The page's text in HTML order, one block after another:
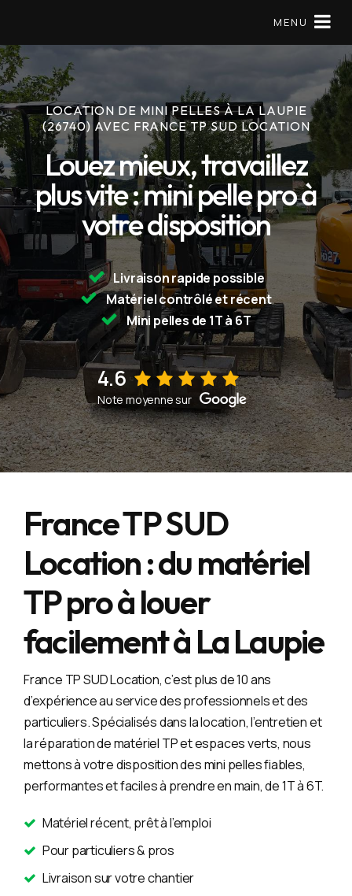
Matériels en location
Mini pelle
À Propos
Réserver
09 79 56 97 57
MENU
LOCATION DE MINI PELLES À LA LAUPIE
(26740) AVEC FRANCE TP SUD LOCATION
Louez mieux, travaillez
plus vite : mini pelle pro à
votre disposition
Livraison rapide possible
Matériel contrôlé et récent
Mini pelles de 1T à 6T
Voir sur la fiche d'établissement Google
4.6
Note moyenne sur
France TP SUD
Location : du matériel
TP pro à louer
facilement à La Laupie
France TP SUD Location, c’est plus de 10 ans
d’expérience au service des professionnels et des
particuliers. Spécialisés dans la location, l’entretien et
la réparation de matériel TP et espaces verts, nous
mettons à votre disposition des mini pelles fiables,
performantes et faciles à prendre en main, de 1T à 6T.
Matériel récent, prêt à l’emploi
Pour particuliers & pros
Livraison sur votre chantier